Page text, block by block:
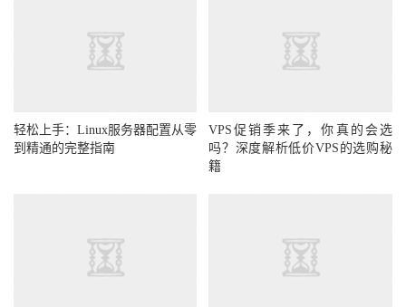
轻松上手：Linux服务器配置从零
到精通的完整指南
VPS促销季来了，你真的会选
吗？深度解析低价VPS的选购秘
籍